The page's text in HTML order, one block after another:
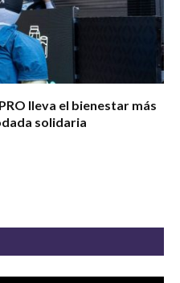
lleva el bienestar más
solidaria